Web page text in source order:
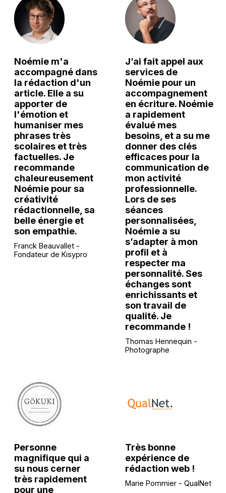
Noémie m'a
accompagné dans
la rédaction d'un
article. Elle a su
apporter de
l'émotion et
humaniser mes
phrases très
scolaires et très
factuelles. Je
recommande
chaleureusement
Noémie pour sa
créativité
rédactionnelle, sa
belle énergie et
son empathie.
Franck Beauvallet -
Fondateur de Kisypro
J’ai fait appel aux
services de
Noémie pour un
accompagnement
en écriture. Noémie
a rapidement
évalué mes
besoins, et a su me
donner des clés
efficaces pour la
communication de
mon activité
professionnelle.
Lors de ses
séances
personnalisées,
Noémie a su
s’adapter à mon
profil et à
respecter ma
personnalité. Ses
échanges sont
enrichissants et
son travail de
qualité. Je
recommande !
Thomas Hennequin -
Photographe
Personne
magnifique qui a
su nous cerner
très rapidement
pour une
Très bonne
expérience de
rédaction web !
Marie Pommier - QualNet